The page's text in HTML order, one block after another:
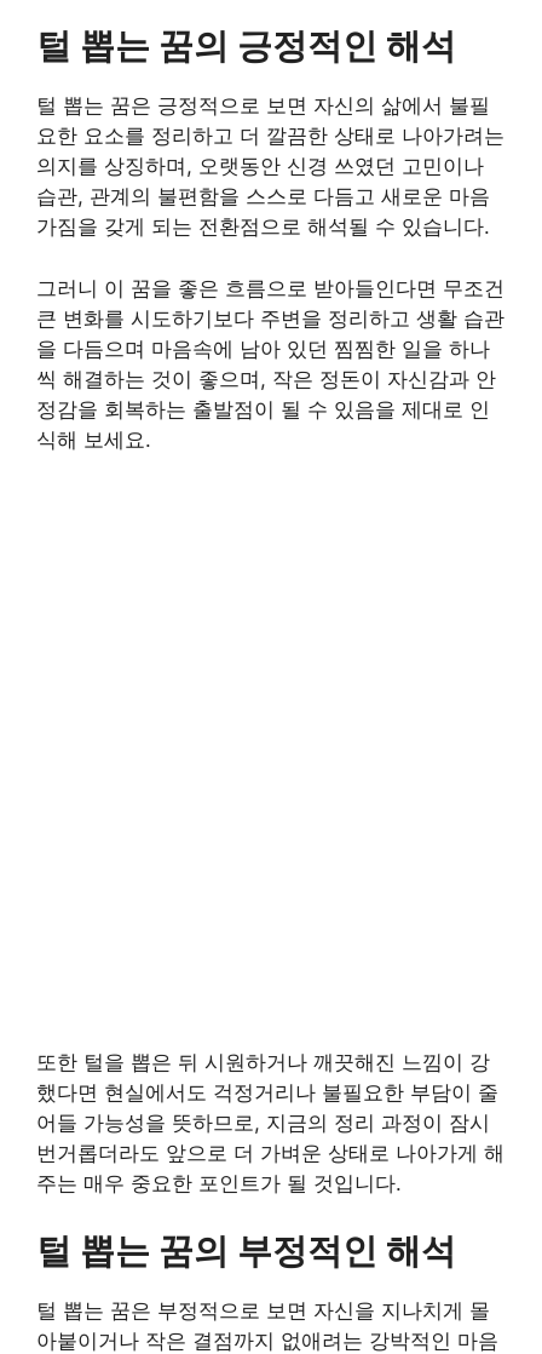
털 뽑는 꿈의 긍정적인 해석
털 뽑는 꿈은 긍정적으로 보면 자신의 삶에서 불필
요한 요소를 정리하고 더 깔끔한 상태로 나아가려는
의지를 상징하며, 오랫동안 신경 쓰였던 고민이나
습관, 관계의 불편함을 스스로 다듬고 새로운 마음
가짐을 갖게 되는 전환점으로 해석될 수 있습니다.
그러니 이 꿈을 좋은 흐름으로 받아들인다면 무조건
큰 변화를 시도하기보다 주변을 정리하고 생활 습관
을 다듬으며 마음속에 남아 있던 찜찜한 일을 하나
씩 해결하는 것이 좋으며, 작은 정돈이 자신감과 안
정감을 회복하는 출발점이 될 수 있음을 제대로 인
식해 보세요.
또한 털을 뽑은 뒤 시원하거나 깨끗해진 느낌이 강
했다면 현실에서도 걱정거리나 불필요한 부담이 줄
어들 가능성을 뜻하므로, 지금의 정리 과정이 잠시
번거롭더라도 앞으로 더 가벼운 상태로 나아가게 해
주는 매우 중요한 포인트가 될 것입니다.
털 뽑는 꿈의 부정적인 해석
털 뽑는 꿈은 부정적으로 보면 자신을 지나치게 몰
아붙이거나 작은 결점까지 없애려는 강박적인 마음